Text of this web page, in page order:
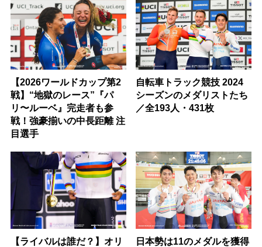
【2026ワールドカップ第2
戦】“地獄のレース”『パ
リ〜ルーベ』完走者も参
戦！強豪揃いの中長距離 注
目選手
自転車トラック競技 2024
シーズンのメダリストたち
／全193人・431枚
【ライバルは誰だ？】オリ
日本勢は11のメダルを獲得